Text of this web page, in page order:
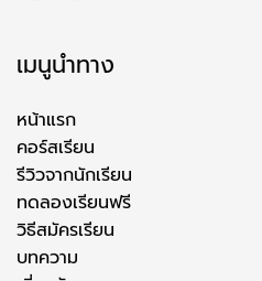
เมนูนำทาง
หน้าแรก
คอร์สเรียน
รีวิวจากนักเรียน
ทดลองเรียนฟรี
วิธีสมัครเรียน
บทความ